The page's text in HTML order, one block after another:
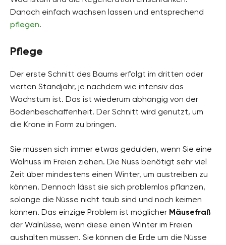
Danach einfach wachsen lassen und entsprechend
pflegen.
Pflege
Der erste Schnitt des Baums erfolgt im dritten oder
vierten Standjahr, je nachdem wie intensiv das
Wachstum ist. Das ist wiederum abhängig von der
Bodenbeschaffenheit. Der Schnitt wird genutzt, um
die Krone in Form zu bringen.
Sie müssen sich immer etwas gedulden, wenn Sie eine
Walnuss im Freien ziehen. Die Nuss benötigt sehr viel
Zeit über mindestens einen Winter, um austreiben zu
können. Dennoch lässt sie sich problemlos pflanzen,
solange die Nüsse nicht taub sind und noch keimen
können. Das einzige Problem ist möglicher Mäusefraß
der Walnüsse, wenn diese einen Winter im Freien
aushalten müssen. Sie können die Erde um die Nüsse